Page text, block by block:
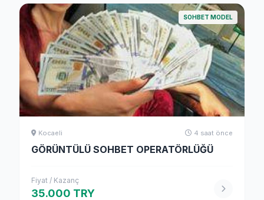
SOHBET MODEL
Kocaeli 4 saat önce
GÖRÜNTÜLÜ SOHBET OPERATÖRLÜĞÜ
Fiyat / Kazanç
35.000 TRY